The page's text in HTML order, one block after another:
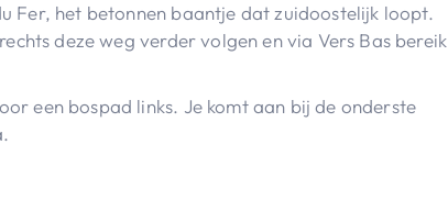
Fer, het betonnen baantje dat zuidoostelijk loopt.
deze weg verder volgen en via Vers Bas bereik
een bospad links. Je komt aan bij de onderste